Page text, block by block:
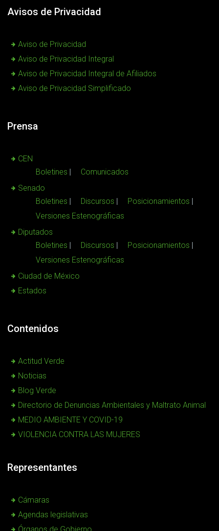
Avisos de Privacidad
Aviso de Privacidad
Aviso de Privacidad Integral
Aviso de Privacidad Integral de Afiliados
Aviso de Privacidad Simplificado
Prensa
CEN
Boletines
Comunicados
Senado
Boletines
Discursos
Posicionamientos
Versiones Estenográficas
Diputados
Boletines
Discursos
Posicionamientos
Versiones Estenográficas
Ciudad de México
Estados
Contenidos
Actitud Verde
Noticias
Blog Verde
Directorio de Denuncias Ambientales y Maltrato Animal
MEDIO AMBIENTE Y COVID-19
VIOLENCIA CONTRA LAS MUJERES
Representantes
Cámaras
Agendas legislativas